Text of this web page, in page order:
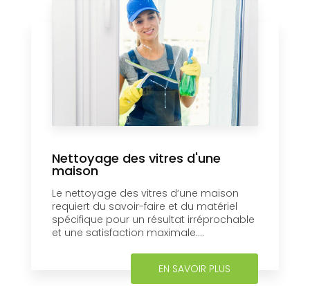
Nettoyage des vitres d'une
maison
Le nettoyage des vitres d’une maison
requiert du savoir-faire et du matériel
spécifique pour un résultat irréprochable
et une satisfaction maximale....
EN SAVOIR PLUS